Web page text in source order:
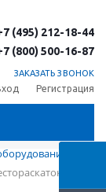
(495) 212-18-44
(800) 500-16-87
ЗАКАЗАТЬ ЗВОНОК
Регистрация